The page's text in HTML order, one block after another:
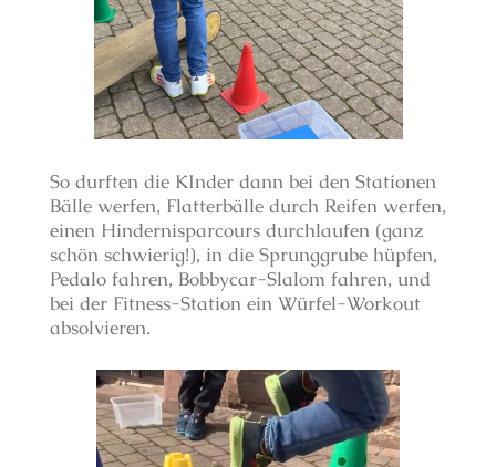
So durften die KInder dann bei den Stationen
Bälle werfen, Flatterbälle durch Reifen werfen,
einen Hindernisparcours durchlaufen (ganz
schön schwierig!), in die Sprunggrube hüpfen,
Pedalo fahren, Bobbycar-Slalom fahren, und
bei der Fitness-Station ein Würfel-Workout
absolvieren.